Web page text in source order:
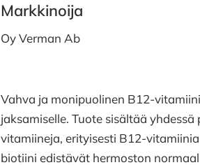
Markkinoija
Oy Verman Ab
Vahva ja monipuolinen B12-
jaksamiselle. Tuote sisältää
vitamiineja, erityisesti B12-
biotiini edistävät hermoston